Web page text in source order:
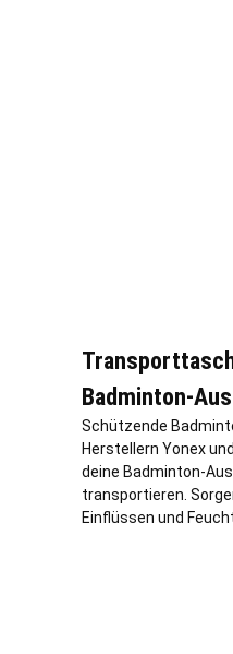
Badminton-
Schützende
Herstellern Yonex
deine Badminton-
transportieren.
Einflüssen und